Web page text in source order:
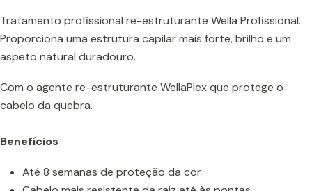
Tratamento profissional re-estruturante Wella Profissional.
Proporciona uma estrutura capilar mais forte, brilho e um
aspeto natural duradouro.
Com o agente re-estruturante WellaPlex que protege o
cabelo da quebra.
Benefícios
Até 8 semanas de proteção da cor